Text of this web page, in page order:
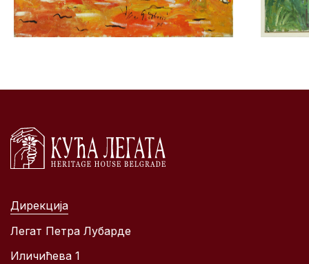
Дирекција
Легат Петра Лубарде
Иличићева 1